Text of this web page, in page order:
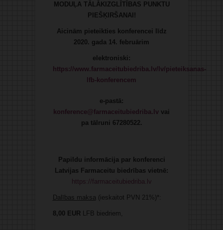
MODUĻA TĀLĀKIZGLĪTĪBAS PUNKTU
PIEŠĶIRŠANAI!
Aicinām pieteikties konferencei līdz
2020. gada 14. februārim
elektroniski:
https://www.farmaceitubiedriba.lv/lv/pieteiksanas-
lfb-konferencem
e-pastā:
konference@farmaceitubiedriba.lv vai
pa tālruni 67280522.
Papildu informācija par konferenci
Latvijas Farmaceitu biedrības vietnē:
https://farmaceitubiedriba.lv
Dalības maksa(ieskaitot PVN 21%)*:
8,00 EUR LFB biedriem,